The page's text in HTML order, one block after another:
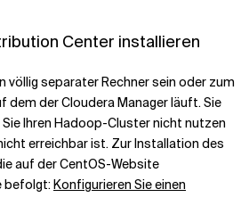
Center installieren
völlig separater Rechner sein oder zum
dem der Cloudera Manager läuft. Sie
Ihren Hadoop-Cluster nicht nutzen
erreichbar ist. Zur Installation des
auf der CentOS-Website
befolgt:Konfigurieren Sie einen